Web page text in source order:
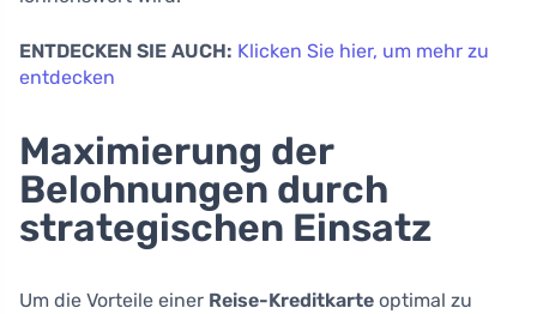
ENTDECKEN SIE AUCH: Klicken Sie hier, um mehr zu
entdecken
Maximierung der
Belohnungen durch
strategischen Einsatz
Um die Vorteile einer Reise-Kreditkarte optimal zu